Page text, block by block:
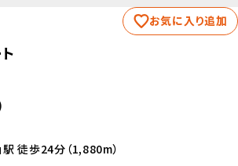
お気に入り追加
駅 徒歩24分（1,880m）